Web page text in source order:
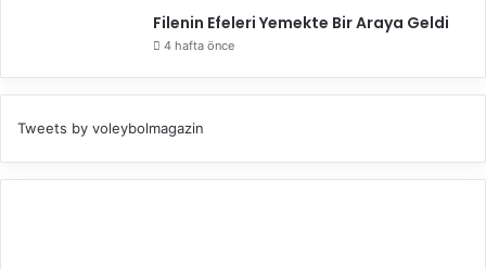
Filenin Efeleri Yemekte Bir Araya Geldi
4 hafta önce
Tweets by voleybolmagazin